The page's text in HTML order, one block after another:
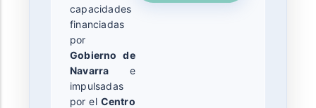
capacidades
financiadas
por
Gobierno de
Navarra e
impulsadas
por el Centro